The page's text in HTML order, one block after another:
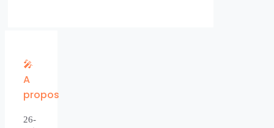
🎤
A
propos
26-